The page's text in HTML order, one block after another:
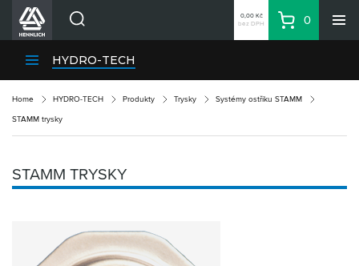
Divize HENNLICH
Blog
O firmě
0,00 Kč
bez DPH
Košík
0
HYDRO-TECH
Home HYDRO-TECH Produkty Trysky Systémy ostřiku STAMM
STAMM trysky
STAMM TRYSKY